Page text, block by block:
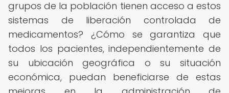
grupos de la población tienen acceso a estos
sistemas de liberación controlada de
medicamentos? ¿Cómo se garantiza que
todos los pacientes, independientemente de
su ubicación geográfica o su situación
económica, puedan beneficiarse de estas